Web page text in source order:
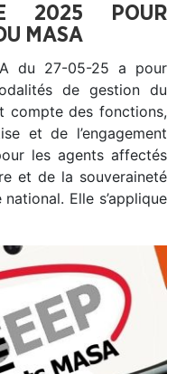
2025 POUR
MASA
du 27-05-25 a pour
de gestion du
compte des fonctions,
et de l’engagement
les agents affectés
et de la souveraineté
Elle s’applique